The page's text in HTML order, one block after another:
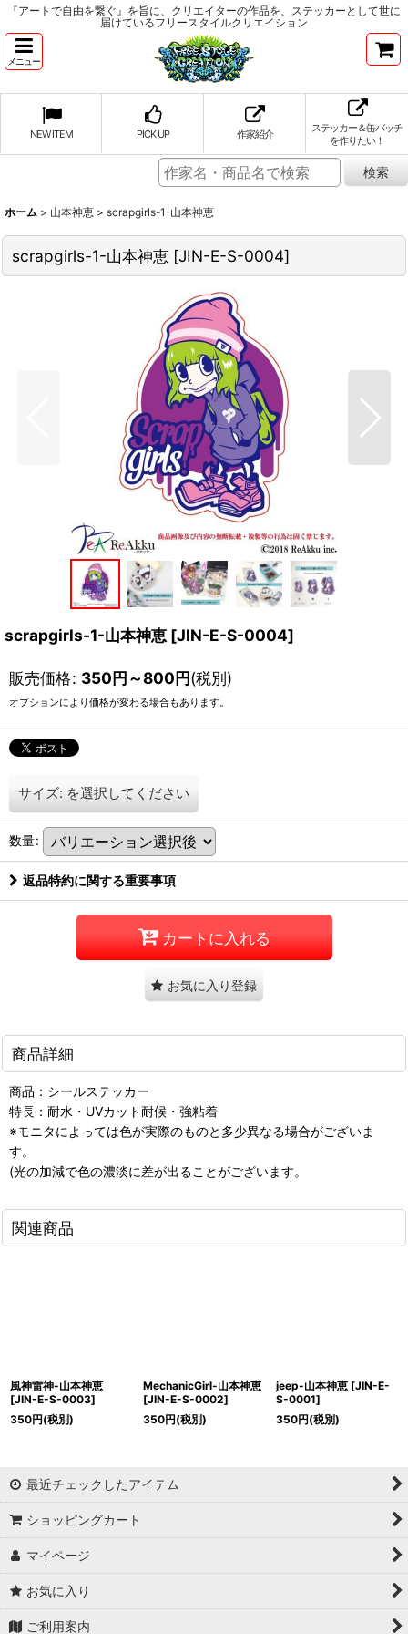
『アートで自由を繋ぐ』を旨に、クリエイターの作品を、ステッカーとして世に
届けているフリースタイルクリエイション
メニュー
NEW ITEM PICK UP 作家紹介
ステッカー＆缶バッチ
を作りたい！
ホーム > 山本神恵 > scrapgirls-1-山本神恵
scrapgirls-1-山本神恵 [JIN-E-S-0004]
scrapgirls-1-山本神恵 [JIN-E-S-0004]
販売価格: 350円～800円(税別)
オプションにより価格が変わる場合もあります。
サイズ: を選択してください
数量:
返品特約に関する重要事項
カートに入れる
お気に入り登録
商品詳細
商品：シールステッカー
特長：耐水・UVカット耐候・強粘着
※モニタによっては色が実際のものと多少異なる場合がございま
す。
(光の加減で色の濃淡に差が出ることがございます。
関連商品
風神雷神-山本神恵
[JIN-E-S-0003]
350円(税別)
MechanicGirl-山本神恵
[JIN-E-S-0002]
350円(税別)
jeep-山本神恵 [JIN-E-
S-0001]
350円(税別)
最近チェックしたアイテム
ショッピングカート
マイページ
お気に入り
ご利用案内